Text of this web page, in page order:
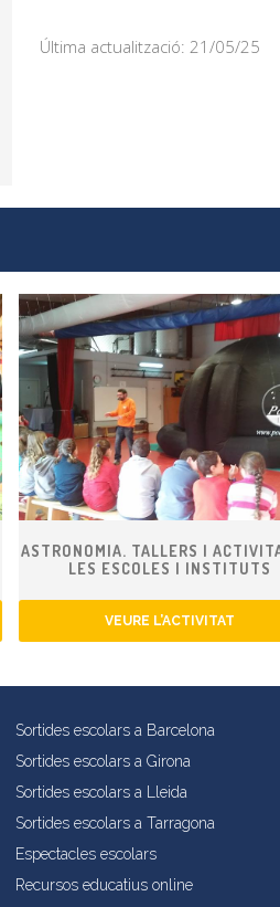
Última actualització: 21/05/25
ASTRONOMIA. TALLERS I
LES ESCOLES I INSTITUTS
VEURE L’ACTIVITAT
Sortides escolars a Barcelona
Sortides escolars a Girona
Sortides escolars a Lleida
Sortides escolars a Tarragona
Espectacles escolars
Recursos educatius online